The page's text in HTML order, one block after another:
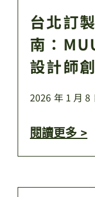
台北訂
南：
設計師
2026 年 1 月 8
閱讀更多 >